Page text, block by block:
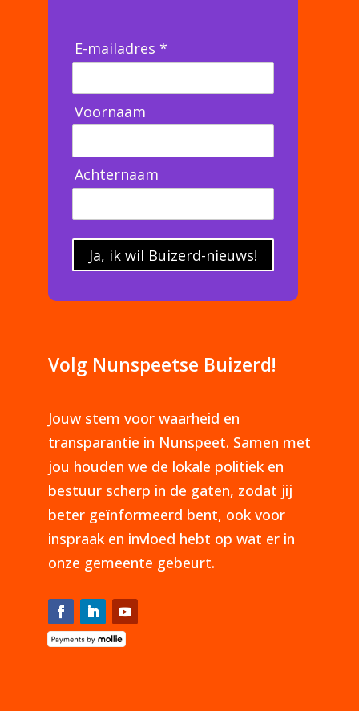
E-mailadres *
Voornaam
Achternaam
Ja, ik wil Buizerd-nieuws!
Volg Nunspeetse Buizerd!
Jouw stem voor waarheid en
transparantie in Nunspeet. Samen met
jou houden we de lokale politiek en
bestuur scherp in de gaten, zodat jij
beter geïnformeerd bent, ook voor
inspraak en invloed hebt op wat er in
onze gemeente gebeurt.